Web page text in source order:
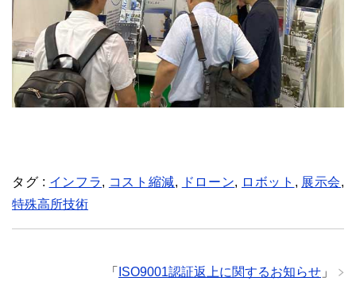
タグ : インフラ, コスト縮減, ドローン, ロボット , 展示会,
特殊高所技術
「 ISO9001認証返上に関するお知らせ 」